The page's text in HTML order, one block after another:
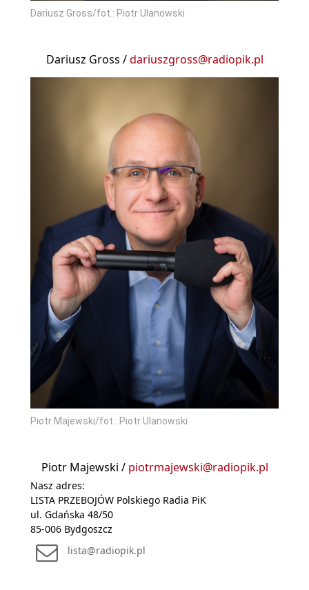
Dariusz Gross/fot.: Piotr Ulanowski
Dariusz Gross /dariuszgross@radiopik.pl
Piotr Majewski/fot.: Piotr Ulanowski
Piotr Majewski / piotrmajewski@radiopik.pl
Nasz adres:
LISTA PRZEBOJÓW Polskiego Radia PiK
ul. Gdańska 48/50
85-006 Bydgoszcz
lista@radiopik.pl